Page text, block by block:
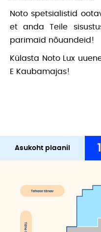
Noto spetsialistid
et anda Teile
parimaid nõuandeid!
Külasta Noto Lux
E Kaubamajas!
Asukoht plaanil 1